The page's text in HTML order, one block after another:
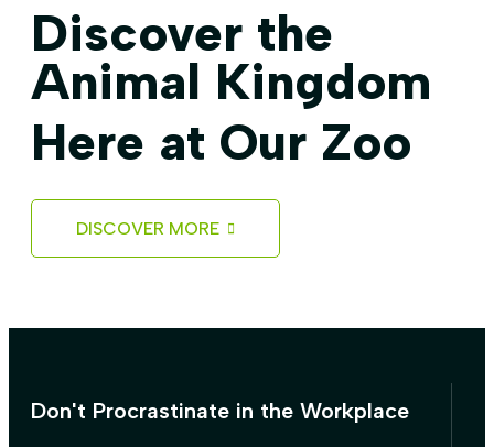
Discover the
Animal Kingdom
Here at Our Zoo
DISCOVER MORE
Don't Procrastinate in the Workplace